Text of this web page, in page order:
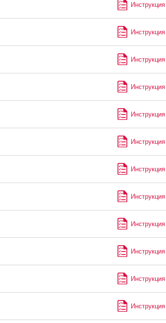
Инструкция
Инструкция
Инструкция
Инструкция
Инструкция
Инструкция
Инструкция
Инструкция
Инструкция
Инструкция
Инструкция
Инструкция